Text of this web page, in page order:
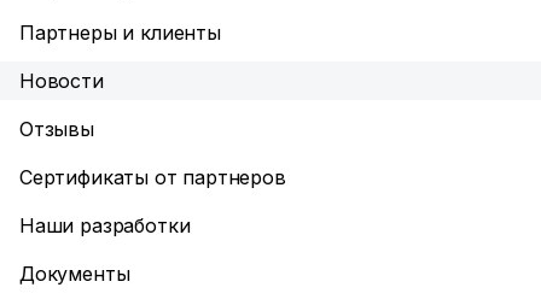
Партнеры и клиенты
Новости
Отзывы
Сертификаты от партнеров
Наши разработки
Документы